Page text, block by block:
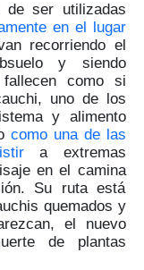
de ser utilizadas
en el lugar
recorriendo el
y siendo
como si
uno de los
y alimento
como una de las
a extremas
en el camina
Su ruta está
quemados y
el nuevo
de plantas